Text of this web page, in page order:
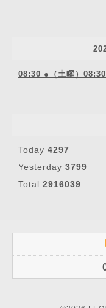
08:30 ●（土曜）
Today 4297
Yesterday 3799
Total 2916039